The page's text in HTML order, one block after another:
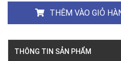
THÊM VÀO GIỎ
THÔNG TIN SẢN PHẨM